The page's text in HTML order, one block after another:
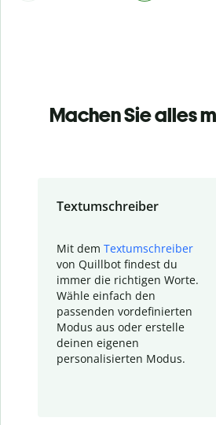
Machen Sie alles
Textumschreiber
Mit dem Textumschreiber
von Quillbot findest du
immer die richtigen Worte.
Wähle einfach den
passenden vordefinierten
Modus aus oder erstelle
deinen eigenen
personalisierten Modus.